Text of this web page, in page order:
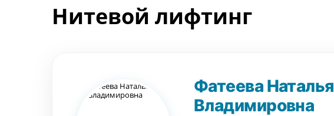
Нитевой лифтинг
Фатеева Наталья
Владимировна